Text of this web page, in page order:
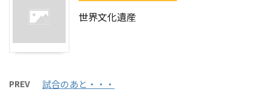
世界文化遺産
PREV 試合のあと・・・